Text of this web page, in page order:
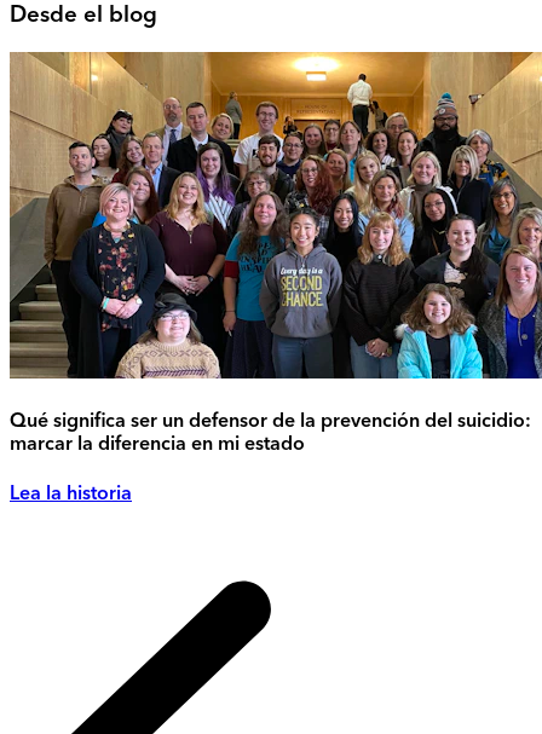
Desde el blog
Qué significa ser un defensor de la prevención del suicidio:
marcar la diferencia en mi estado
Lea la historia